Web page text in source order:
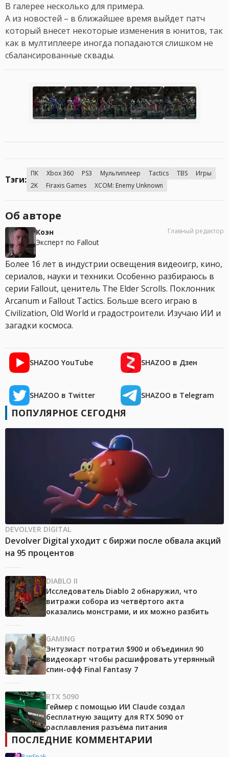
В галерее несколько для примера.
А из новостей – в ближайшее время выйдет патч
который внесет некоторые изменения в юнитов, так
как в мултиплеере иногда попадаются слишком не
сбалансированные сквады.
Тэги:
ПК Xbox 360 PS3 Мультиплеер Tactics TBS
Игры
2K
Firaxis Games XCOM: Enemy Unknown
Об авторе
Коэн
Эксперт по Fallout
Главный редактор
Более 16 лет в индустрии освещения видеоигр, кино,
сериалов, науки и техники. Особенно разбираюсь в
серии Fallout, ценитель The Elder Scrolls. Поклонник
Arcanum и Fallout Tactics. Больше всего играю в
Civilization, Old World и градостроители. Изучаю ИИ и
загадки космоса.
SHAZOO YouTube SHAZOO в Дзен
SHAZOO в Twitter SHAZOO в Telegram
ПОПУЛЯРНОЕ СЕГОДНЯ
DEVOLVER DIGITAL
Devolver Digital уходит с биржи после обвала акций
на 95 процентов
DIABLO II
Исследователь Diablo 2 обнаружил, что
витражи собора из четвёртого акта
оказались монстрами, и их можно разбить
GAMING
Энтузиаст потратил $900 и объединил 90
видеокарт чтобы расшифровать утерянный
спин-офф Final Fantasy 7
RTX 5090
Геймер с помощью ИИ Claude создал
бесплатную защиту для RTX 5090 от
расплавления разъёма питания
ПОСЛЕДНИЕ КОММЕНТАРИИ